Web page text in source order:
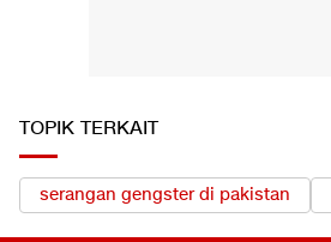
TOPIK TERKAIT
serangan gengster di pakistan